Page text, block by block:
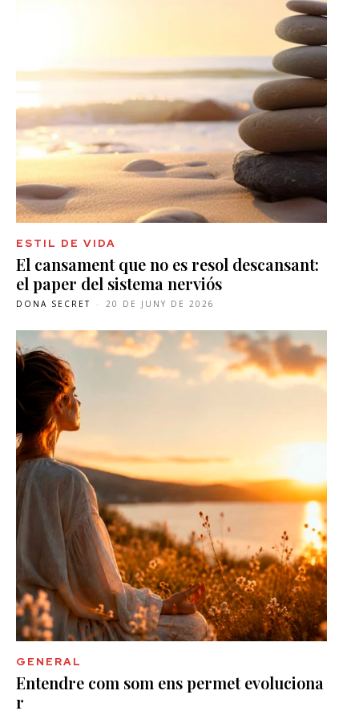
ESTIL DE VIDA
El cansament que no es resol descansant:
el paper del sistema nerviós
DONA SECRET - 20 DE JUNY DE 2026
GENERAL
Entendre com som ens permet evoluciona
r